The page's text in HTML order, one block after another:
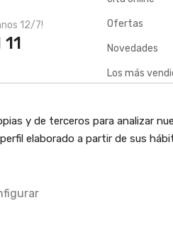
12/7! Ofertas
Novedades
Los más
derechos reservados.
y de terceros para analizar
elaborado a partir de sus